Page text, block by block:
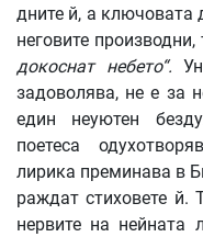
дните й, а ключовата
неговите
докоснат небето“.
задоволява, не е за
един неуютен
поетеса
лирика преминава в
раждат стиховете й.
нервите на нейната